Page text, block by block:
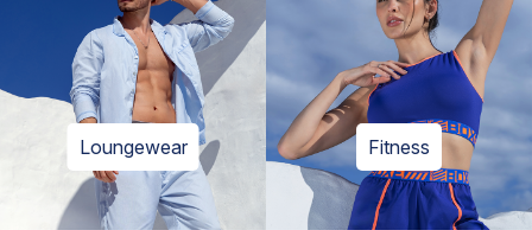
Loungewear Fitness